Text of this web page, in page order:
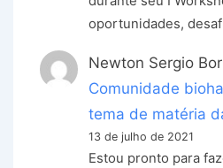
oportunidades,
Newton Sergio
Comunidade
tema de matéria
13 de julho de 2021
Estou pronto para